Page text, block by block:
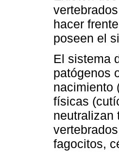
hacer
poseen el
El sistema
patógenos
nacimiento
físicas
neutralizan
fagocitos,